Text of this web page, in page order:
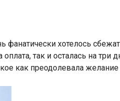
хотелось
так и осталась на три
как преодолевала